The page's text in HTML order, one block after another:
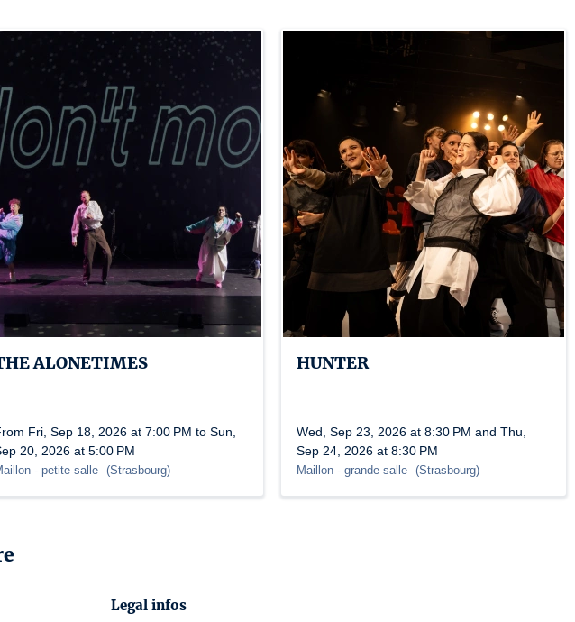
ALONETIMES
Fri, Sep 18, 2026 at 7:00 PM to Sun,
20, 2026 at 5:00 PM
- petite salle (Strasbourg)
HUNTER
Wed, Sep 23, 2026 at 8:30 PM and Thu,
Sep 24, 2026 at 8:30 PM
Maillon - grande salle (Strasbourg)
Legal infos